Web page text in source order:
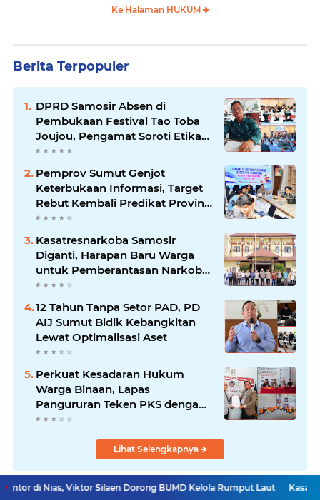
Ke Halaman HUKUM
Berita Terpopuler
DPRD Samosir Absen di
Pembukaan Festival Tao Toba
Joujou, Pengamat Soroti Etika
Birokrasi Pemkab
Pemprov Sumut Genjot
Keterbukaan Informasi, Target
Rebut Kembali Predikat Provinsi
Informatif
Kasatresnarkoba Samosir
Diganti, Harapan Baru Warga
untuk Pemberantasan Narkoba
Menguat
12 Tahun Tanpa Setor PAD, PD
AIJ Sumut Bidik Kebangkitan
Lewat Optimalisasi Aset
Perkuat Kesadaran Hukum
Warga Binaan, Lapas
Pangururan Teken PKS dengan
LBH Robert Imbang Tamba
Lihat Selengkapnya
Silaen Dorong BUMD Kelola Rumput Laut Kasatresnarkoba